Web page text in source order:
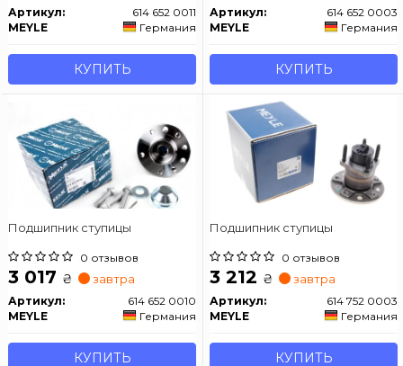
Артикул:
614 652 0011
MEYLE
Германия
КУПИТЬ
Артикул:
614 652 0003
MEYLE
Германия
КУПИТЬ
Подшипник ступицы
0 отзывов
3 017 ₴ завтра
Артикул:
614 652 0010
MEYLE
Германия
КУПИТЬ
Подшипник ступицы
0 отзывов
3 212 ₴ завтра
Артикул:
614 752 0003
MEYLE
Германия
КУПИТЬ